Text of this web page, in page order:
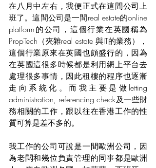
在八月中左右，我便正式在這間公司上
班了。這間公司是一間real estate的online
platform的公司，這個行業在英國稱為
PropTech（夾雜real estate 與IT的業務），
這個行業原來在英國也頗盛行的，因為
在英國這很多時候都是利用網上平台去
處理很多事情，因此租樓的程序也逐漸
走向系統化。而我主要是做letting
administration, referencing check及一些財
務相關的工作，跟以往在香港工作的性
質可算是差不多的。
我工作的公司可說是一間歐洲公司，因
為老闆和幾位負責管理的同事都是歐洲